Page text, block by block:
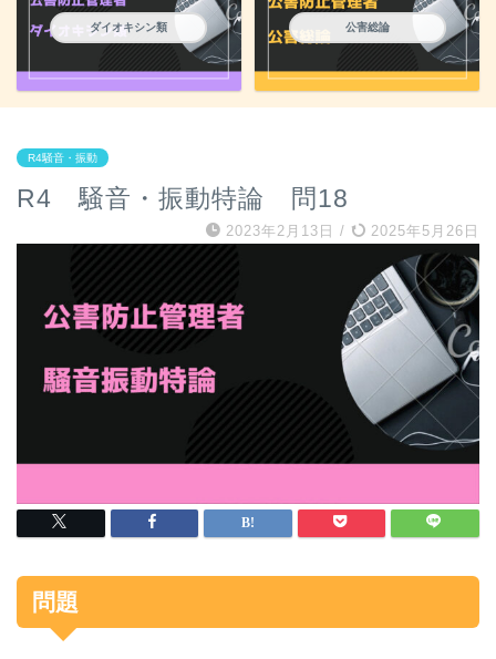
ダイオキシン類 公害総論
R4騒音・振動
R4 騒音・振動特論 問18
2023年2月13日 / 2025年5月26日
問題